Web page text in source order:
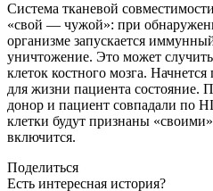
Система тканевой
«свой — чужой»: при
организме запускается
уничтожение. Это может
клеток костного мозга.
для жизни пациента состояние.
донор и пациент совпадали по
клетки будут признаны
включится.
Поделиться
Есть интересная история?